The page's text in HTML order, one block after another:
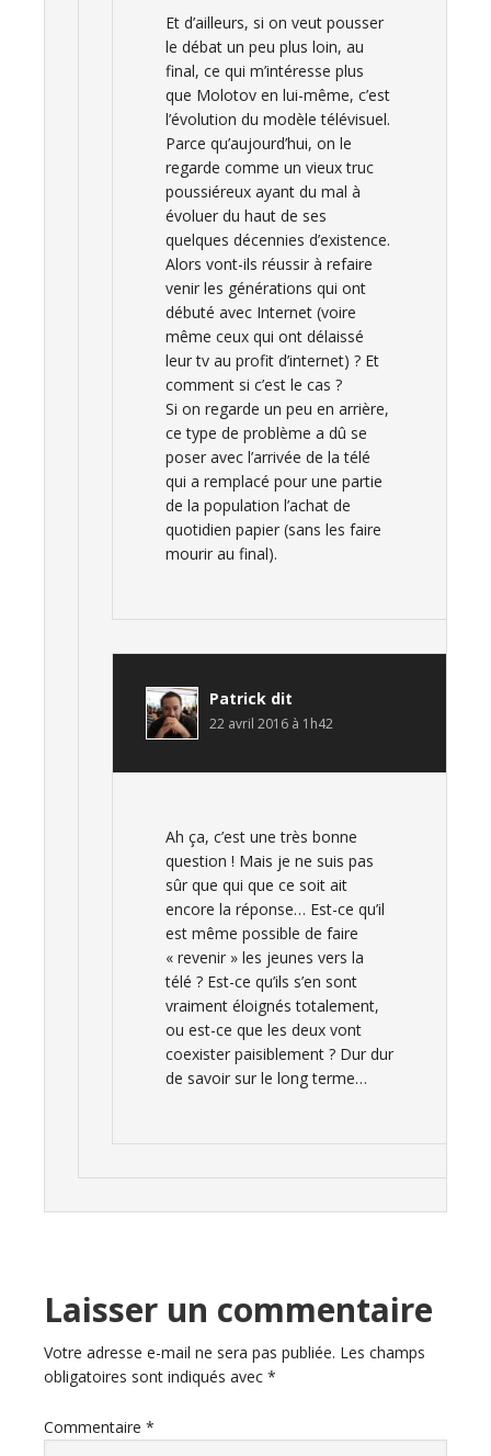
Et d’ailleurs, si on veut pousser
le débat un peu plus loin, au
final, ce qui m’intéresse plus
que Molotov en lui-même, c’est
l’évolution du modèle télévisuel.
Parce qu’aujourd’hui, on le
regarde comme un vieux truc
poussiéreux ayant du mal à
évoluer du haut de ses
quelques décennies d’existence.
Alors vont-ils réussir à refaire
venir les générations qui ont
débuté avec Internet (voire
même ceux qui ont délaissé
leur tv au profit d’internet) ? Et
comment si c’est le cas ?
Si on regarde un peu en arrière,
ce type de problème a dû se
poser avec l’arrivée de la télé
qui a remplacé pour une partie
de la population l’achat de
quotidien papier (sans les faire
mourir au final).
Patrick dit
22 avril 2016 à 1h42
Ah ça, c’est une très bonne
question ! Mais je ne suis pas
sûr que qui que ce soit ait
encore la réponse… Est-ce qu’il
est même possible de faire
« revenir » les jeunes vers la
télé ? Est-ce qu’ils s’en sont
vraiment éloignés totalement,
ou est-ce que les deux vont
coexister paisiblement ? Dur dur
de savoir sur le long terme…
Laisser un commentaire
Votre adresse e-mail ne sera pas publiée. Les champs
obligatoires sont indiqués avec *
Commentaire *